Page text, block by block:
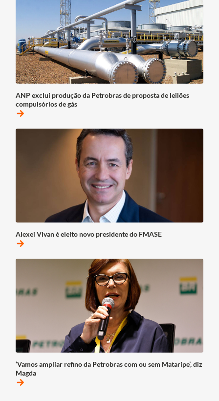
ANP exclui produção da Petrobras de proposta de leilões
compulsórios de gás
arrow_forward
Alexei Vivan é eleito novo presidente do FMASE
arrow_forward
‘Vamos ampliar refino da Petrobras com ou sem Mataripe’, diz
Magda
arrow_forward